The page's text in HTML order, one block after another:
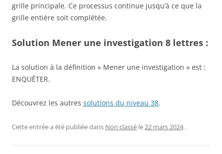
grille principale. Ce processus continue jusqu’à ce que la
grille entière soit complétée.
Solution Mener une investigation 8 lettres :
La solution à la définition « Mener une investigation » est :
ENQUÊTER.
Découvrez les autres solutions du niveau 38.
Cette entrée a été publiée dans Non classé le22 mars 2024 .